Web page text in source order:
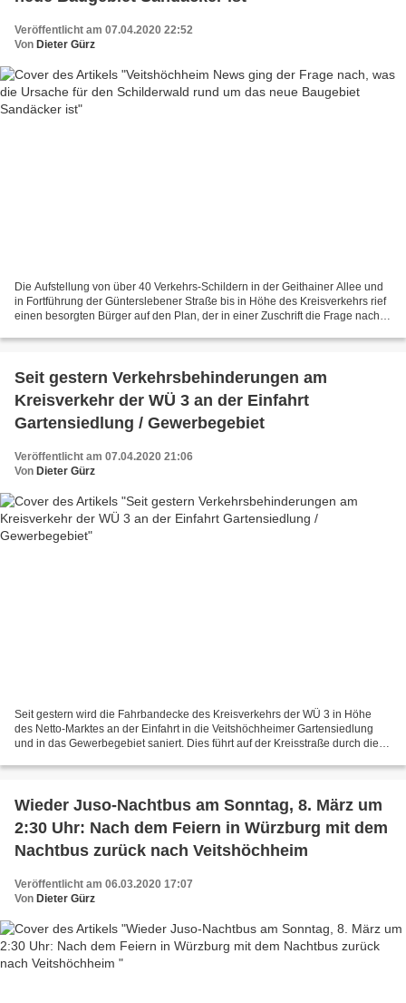
Veröffentlicht am 07.04.2020 22:52
Von Dieter Gürz
Die Aufstellung von über 40 Verkehrs-Schildern in der Geithainer Allee und
in Fortführung der Günterslebener Straße bis in Höhe des Kreisverkehrs rief
einen besorgten Bürger auf den Plan, der in einer Zuschrift die Frage nach
Seit gestern Verkehrsbehinderungen am
Kreisverkehr der WÜ 3 an der Einfahrt
Gartensiedlung / Gewerbegebiet
Veröffentlicht am 07.04.2020 21:06
Von Dieter Gürz
Seit gestern wird die Fahrbandecke des Kreisverkehrs der WÜ 3 in Höhe
des Netto-Marktes an der Einfahrt in die Veitshöchheimer Gartensiedlung
und in das Gewerbegebiet saniert. Dies führt auf der Kreisstraße durch die
Wieder Juso-Nachtbus am Sonntag, 8. März um
2:30 Uhr: Nach dem Feiern in Würzburg mit dem
Nachtbus zurück nach Veitshöchheim
Veröffentlicht am 06.03.2020 17:07
Von Dieter Gürz